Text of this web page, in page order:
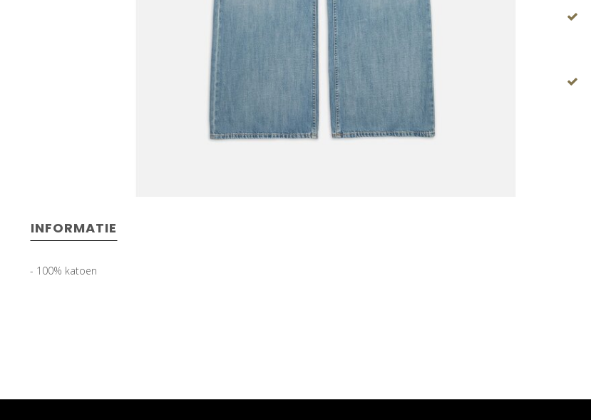
INFORMATIE
- 100% katoen